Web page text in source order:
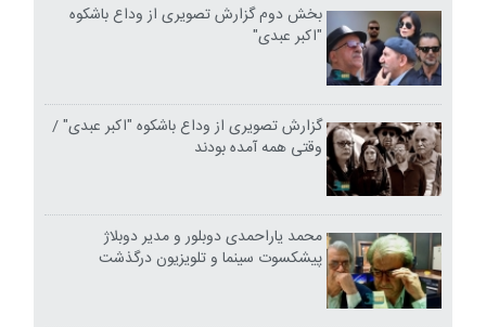
بخش دوم گزارش تصویری از وداع باشکوه
"اکبر عبدی"
گزارش تصویری از وداع باشکوه "اکبر عبدی" /
وقتی همه آمده بودند
محمد یاراحمدی دوبلور و مدیر دوبلاژ
پیشکسوت سینما و تلویزیون درگذشت